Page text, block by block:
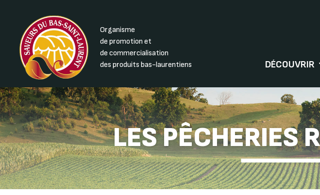
Organisme
de promotion et
de commercialisation
des produits bas-laurentiens
DÉCOUVRIR
LES PÊCHERIES